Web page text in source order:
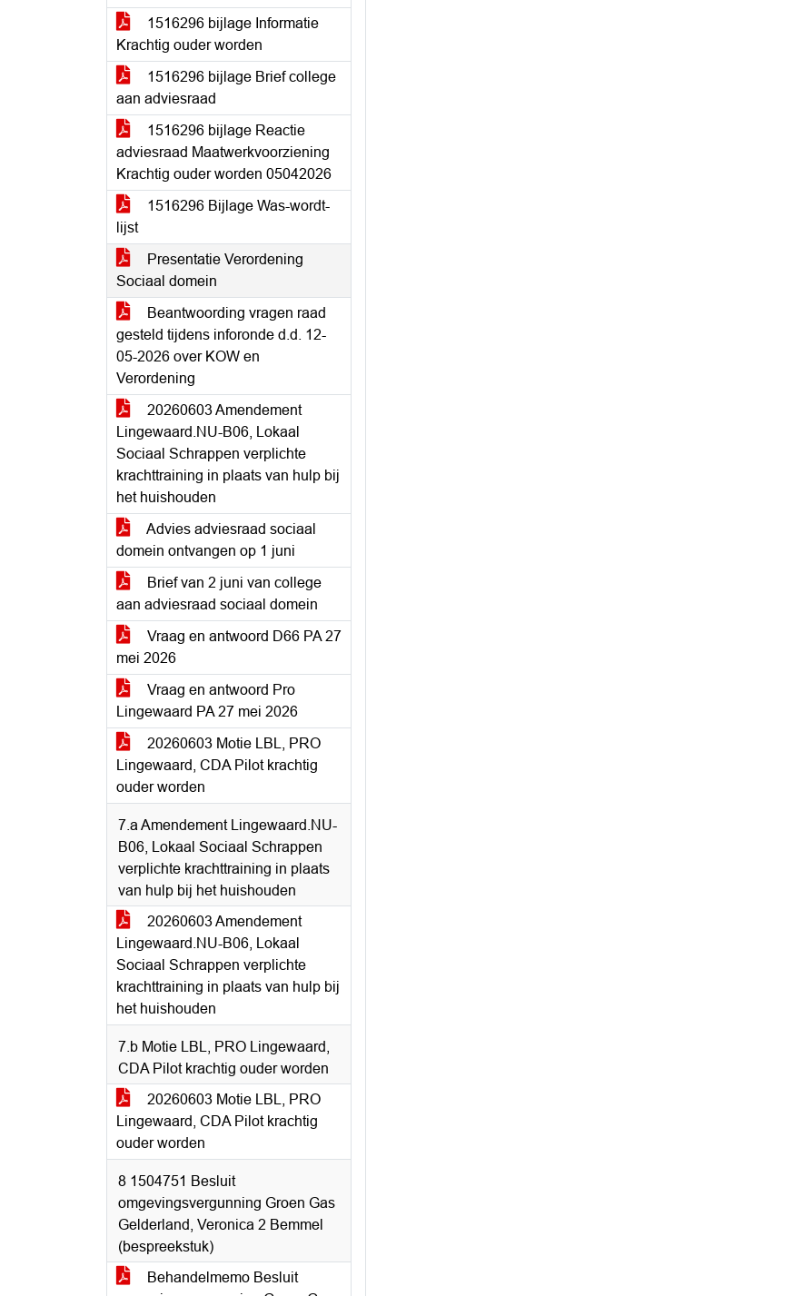
1516296 bijlage Informatie
Krachtig ouder worden
1516296 bijlage Brief college
aan adviesraad
1516296 bijlage Reactie
adviesraad Maatwerkvoorziening
Krachtig ouder worden 05042026
1516296 Bijlage Was-wordt-
lijst
Presentatie Verordening
Sociaal domein
Beantwoording vragen raad
gesteld tijdens inforonde d.d. 12-
05-2026 over KOW en
Verordening
20260603 Amendement
Lingewaard.NU-B06, Lokaal
Sociaal Schrappen verplichte
krachttraining in plaats van hulp bij
het huishouden
Advies adviesraad sociaal
domein ontvangen op 1 juni
Brief van 2 juni van college
aan adviesraad sociaal domein
Vraag en antwoord D66 PA 27
mei 2026
Vraag en antwoord Pro
Lingewaard PA 27 mei 2026
20260603 Motie LBL, PRO
Lingewaard, CDA Pilot krachtig
ouder worden
7.a Amendement Lingewaard.NU-
B06, Lokaal Sociaal Schrappen
verplichte krachttraining in plaats
van hulp bij het huishouden
20260603 Amendement
Lingewaard.NU-B06, Lokaal
Sociaal Schrappen verplichte
krachttraining in plaats van hulp bij
het huishouden
7.b Motie LBL, PRO Lingewaard,
CDA Pilot krachtig ouder worden
20260603 Motie LBL, PRO
Lingewaard, CDA Pilot krachtig
ouder worden
8 1504751 Besluit
omgevingsvergunning Groen Gas
Gelderland, Veronica 2 Bemmel
(bespreekstuk)
Behandelmemo Besluit